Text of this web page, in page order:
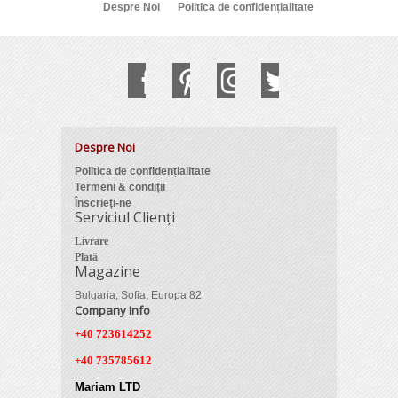
Despre Noi Politica de confidențialitate
Despre Noi
Politica de confidențialitate
Termeni & condiții
Înscrieți-ne
Serviciul Clienți
Livrare
Plată
Magazine
Bulgaria, Sofia, Europa 82
Company Info
+40 723614252
+40 735785612
Mariam LTD